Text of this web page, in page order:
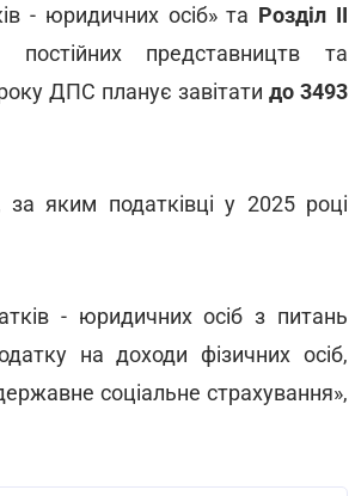
- юридичних осіб» та Розділ II
постійних представництв та
ДПС планує завітати до 3493
за яким податківці у 2025 році
- юридичних осіб з питань
на доходи фізичних осіб,
соціальне страхування»,